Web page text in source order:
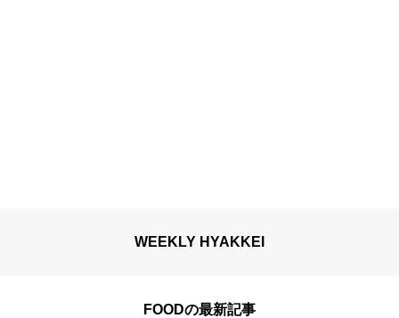
WEEKLY HYAKKEI
FOODの最新記事